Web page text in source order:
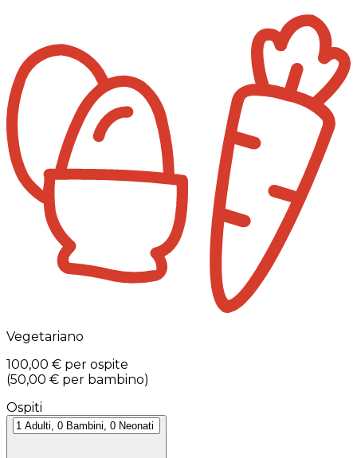
Vegetariano
100,00 € per ospite
(50,00 € per bambino)
Ospiti